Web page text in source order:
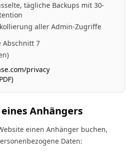
tägliche Backups mit 30-
aller Admin-Zugriffe
Abschnitt 7
privacy
Anhängers
einen Anhänger buchen,
Daten: